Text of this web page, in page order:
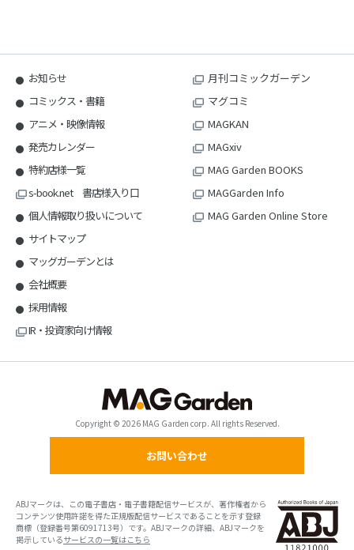
お知らせ
コミックス・書籍
アニメ・映像情報
発売カレンダー
特約店様一覧
s-book.net 書店様入り口
個人情報取り扱いについて
サイトマップ
マッグガーデンとは
会社概要
採用情報
IR・投資家向け情報
月刊コミックガーデン
マグコミ
MAGKAN
MAGxiv
MAG Garden BOOKS
MAGGarden Info
MAG Garden Online Store
Copyright © 2026 MAG Garden corp. All rights Reserved.
お問い合わせ
ABJマークは、この電子書店・電子書籍配信サービスが、著作権者から
コンテンツ使用許諾を得た正規版配信サービスであることを示す登録
商標（登録番号第6091713号）です。ABJマークの詳細、ABJマークを
掲示しているサービスの一覧はこちら